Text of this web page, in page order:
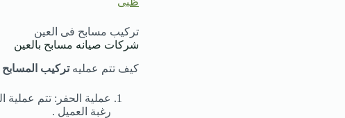
تركيب مسابح فى العين
شركات صيانه مسابح بالعين
كيف تتم عمليهتركيب المسابح
عملية الحفر: تتم
رغبة العميل .